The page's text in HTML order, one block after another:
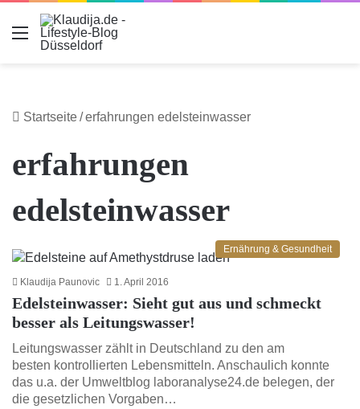
Menu
Startseite/erfahrungen edelsteinwasser
erfahrungen
edelsteinwasser
Ernährung & Gesundheit
Klaudija Paunovic 1. April 2016
Edelsteinwasser: Sieht gut aus und schmeckt
besser als Leitungswasser!
Leitungswasser zählt in Deutschland zu den am
besten kontrollierten Lebensmitteln. Anschaulich konnte
das u.a. der Umweltblog laboranalyse24.de belegen, der
die gesetzlichen Vorgaben…